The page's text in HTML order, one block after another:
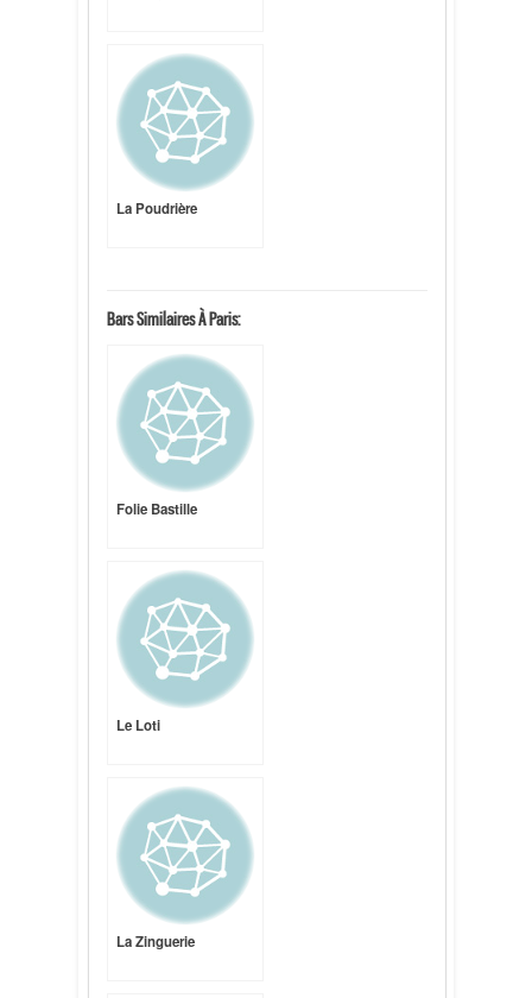
La Poudrière
Bars Similaires À Paris:
Folie Bastille
Le Loti
La Zinguerie